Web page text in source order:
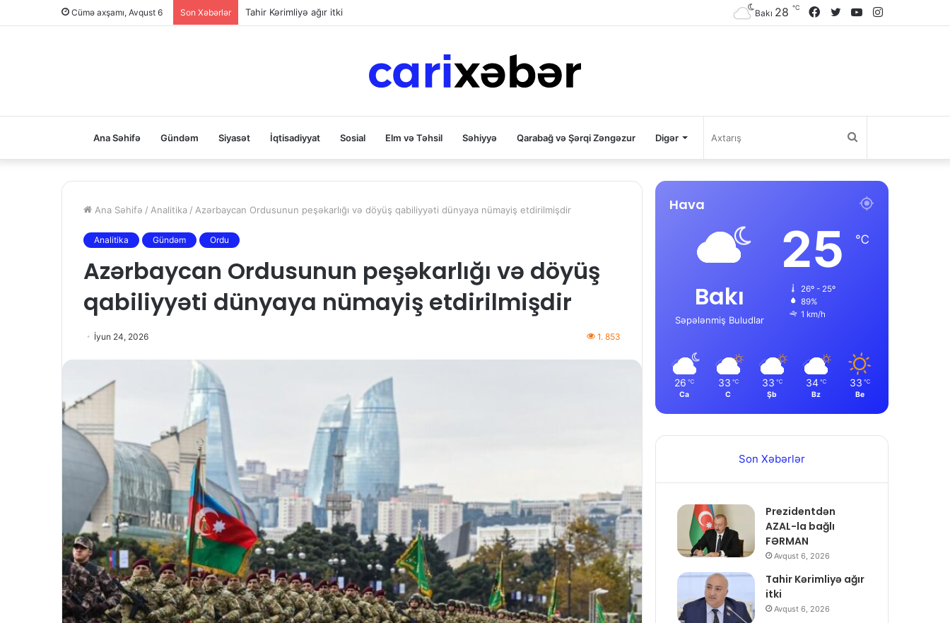
Cümə axşamı, Avqust 6 Son Xəbərlər Tahir Kərimliyə ağır itki YouTube
Twitter
Facebook
Bakı 28 ℃
Ana Səhifə Gündəm Siyasət İqtisadiyyat Sosial Elm və Təhsil Səhiyyə Qarabağ və Şərqi Zəngəzur Digər Axtarış
Ana Səhifə / Analitika / Azərbaycan Ordusunun peşəkarlığı və döyüş qabiliyyəti dünyaya nümayiş etdirilmişdir
Analitika Gündəm Ordu
Azərbaycan Ordusunun peşəkarlığı və döyüş
qabiliyyəti dünyaya nümayiş etdirilmişdir
İyun 24, 2026 1. 853
Hava
Bakı
Səpələnmiş Buludlar
25 ℃
26º - 25º
89%
1 km/h
26 ℃
Ca
33 ℃
C
33 ℃
Şb
34 ℃
Bz
33 ℃
Be
Son Xəbərlər
Prezidentdən
AZAL-la bağlı
FƏRMAN
Avqust 6, 2026
Tahir Kərimliyə ağır
itki
Avqust 6, 2026